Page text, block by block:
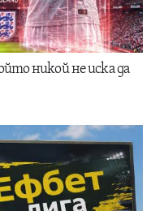
никой не иска да